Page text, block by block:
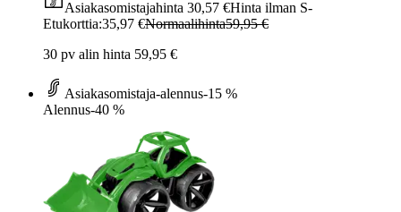
Asiakasomistajahinta 30,57 €Hinta ilman S-
Etukorttia:35,97 €Normaalihinta59,95 €
30 pv alin hinta 59,95 €
Asiakasomistaja-alennus-15 %
Alennus-40 %